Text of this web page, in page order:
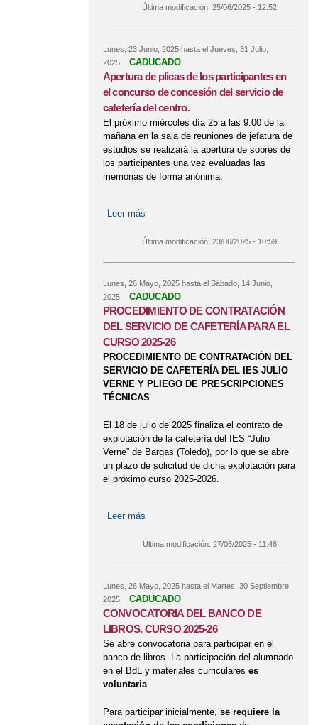
para el curso 2025-26
Última modificación: 25/06/2025 - 12:52
Lunes, 23 Junio, 2025hasta el Jueves, 31 Julio,
2025
CADUCADO
Apertura de plicas de los participantes en
el concurso de concesión del servicio de
cafetería del centro.
El próximo miércoles día 25 a las 9.00 de la
mañana en la sala de reuniones de jefatura de
estudios se realizará la apertura de sobres de
los participantes una vez evaluadas las
memorias de forma anónima.
Leer más
concesión del servicio de cafetería del
Última modificación: 23/06/2025 - 10:59
Lunes, 26 Mayo, 2025hasta el Sábado, 14 Junio,
2025
CADUCADO
PROCEDIMIENTO DE CONTRATACIÓN
DEL SERVICIO DE CAFETERÍA PARA EL
CURSO 2025-26
PROCEDIMIENTO DE CONTRATACIÓN DEL
SERVICIO DE CAFETERÍA DEL IES JULIO
VERNE Y PLIEGO DE PRESCRIPCIONES
TÉCNICAS
El 18 de julio de 2025 finaliza el contrato de
explotación de la cafetería del IES “Julio
Verne” de Bargas (Toledo), por lo que se abre
un plazo de solicitud de dicha explotación para
el próximo curso 2025-2026.
Leer más
CAFETERÍA PARA EL CURSO 2025-
Última modificación: 27/05/2025 - 11:48
Lunes, 26 Mayo, 2025hasta el Martes, 30 Septiembre,
2025
CADUCADO
CONVOCATORIA DEL BANCO DE
LIBROS. CURSO 2025-26
Se abre convocatoria para participar en el
banco de libros. La participación del alumnado
en el BdL y materiales curriculares es
voluntaria.
Para participar inicialmente, se requiere la